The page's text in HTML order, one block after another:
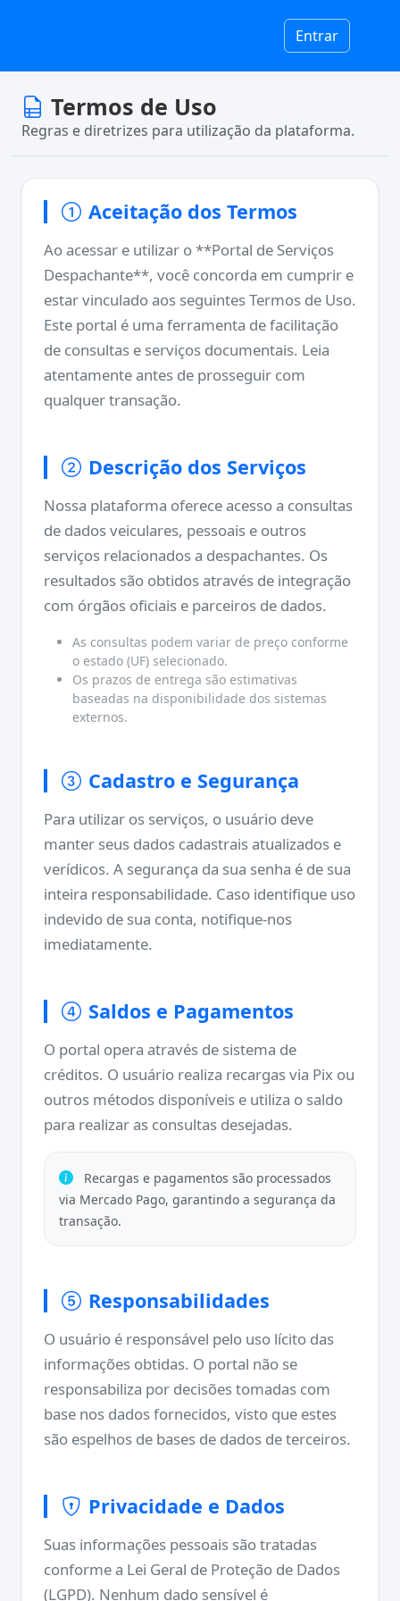
Entrar
Termos de Uso
Regras e diretrizes para utilização da plataforma.
Aceitação dos Termos
Ao acessar e utilizar o **Portal de Serviços
Despachante**, você concorda em cumprir e
estar vinculado aos seguintes Termos de Uso.
Este portal é uma ferramenta de facilitação
de consultas e serviços documentais. Leia
atentamente antes de prosseguir com
qualquer transação.
Descrição dos Serviços
Nossa plataforma oferece acesso a consultas
de dados veiculares, pessoais e outros
serviços relacionados a despachantes. Os
resultados são obtidos através de integração
com órgãos oficiais e parceiros de dados.
As consultas podem variar de preço conforme
o estado (UF) selecionado.
Os prazos de entrega são estimativas
baseadas na disponibilidade dos sistemas
externos.
Cadastro e Segurança
Para utilizar os serviços, o usuário deve
manter seus dados cadastrais atualizados e
verídicos. A segurança da sua senha é de sua
inteira responsabilidade. Caso identifique uso
indevido de sua conta, notifique-nos
imediatamente.
Saldos e Pagamentos
O portal opera através de sistema de
créditos. O usuário realiza recargas via Pix ou
outros métodos disponíveis e utiliza o saldo
para realizar as consultas desejadas.
Recargas e pagamentos são processados
via Mercado Pago, garantindo a segurança da
transação.
Responsabilidades
O usuário é responsável pelo uso lícito das
informações obtidas. O portal não se
responsabiliza por decisões tomadas com
base nos dados fornecidos, visto que estes
são espelhos de bases de dados de terceiros.
Privacidade e Dados
Suas informações pessoais são tratadas
conforme a Lei Geral de Proteção de Dados
(LGPD). Nenhum dado sensível é